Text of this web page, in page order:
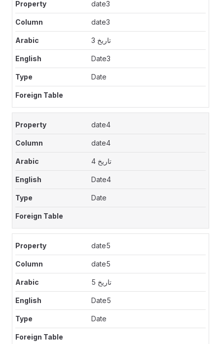
date3
date3
تاريخ 3
Date3
Date
date4
date4
تاريخ 4
Date4
Date
date5
date5
تاريخ 5
Date5
Date